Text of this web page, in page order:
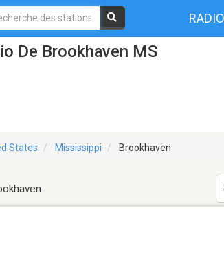
RADIO
De Brookhaven MS
States Mississippi Brookhaven